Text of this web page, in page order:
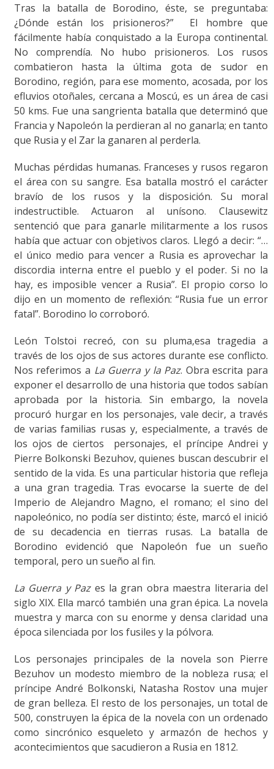
Tras la batalla de Borodino, éste, se preguntaba:
¿Dónde están los prisioneros?” El hombre que
fácilmente había conquistado a la Europa continental.
No comprendía. No hubo prisioneros. Los rusos
combatieron hasta la última gota de sudor en
Borodino, región, para ese momento, acosada, por los
efluvios otoñales, cercana a Moscú, es un área de casi
50 kms. Fue una sangrienta batalla que determinó que
Francia y Napoleón la perdieran al no ganarla; en tanto
que Rusia y el Zar la ganaren al perderla.
Muchas pérdidas humanas. Franceses y rusos regaron
el área con su sangre. Esa batalla mostró el carácter
bravío de los rusos y la disposición. Su moral
indestructible. Actuaron al unísono. Clausewitz
sentenció que para ganarle militarmente a los rusos
había que actuar con objetivos claros. Llegó a decir: “…
el único medio para vencer a Rusia es aprovechar la
discordia interna entre el pueblo y el poder. Si no la
hay, es imposible vencer a Rusia”. El propio corso lo
dijo en un momento de reflexión: “Rusia fue un error
fatal”. Borodino lo corroboró.
León Tolstoi recreó, con su pluma,esa tragedia a
través de los ojos de sus actores durante ese conflicto.
Nos referimos a La Guerra y la Paz. Obra escrita para
exponer el desarrollo de una historia que todos sabían
aprobada por la historia. Sin embargo, la novela
procuró hurgar en los personajes, vale decir, a través
de varias familias rusas y, especialmente, a través de
los ojos de ciertos personajes, el príncipe Andrei y
Pierre Bolkonski Bezuhov, quienes buscan descubrir el
sentido de la vida. Es una particular historia que refleja
a una gran tragedia. Tras evocarse la suerte de del
Imperio de Alejandro Magno, el romano; el sino del
napoleónico, no podía ser distinto; éste, marcó el inició
de su decadencia en tierras rusas. La batalla de
Borodino evidenció que Napoleón fue un sueño
temporal, pero un sueño al fin.
La Guerra y Pazes la gran obra maestra literaria del
siglo XIX. Ella marcó también una gran épica. La novela
muestra y marca con su enorme y densa claridad una
época silenciada por los fusiles y la pólvora.
Los personajes principales de la novela son Pierre
Bezuhov un modesto miembro de la nobleza rusa; el
príncipe André Bolkonski, Natasha Rostov una mujer
de gran belleza. El resto de los personajes, un total de
500, construyen la épica de la novela con un ordenado
como sincrónico esqueleto y armazón de hechos y
acontecimientos que sacudieron a Rusia en 1812.